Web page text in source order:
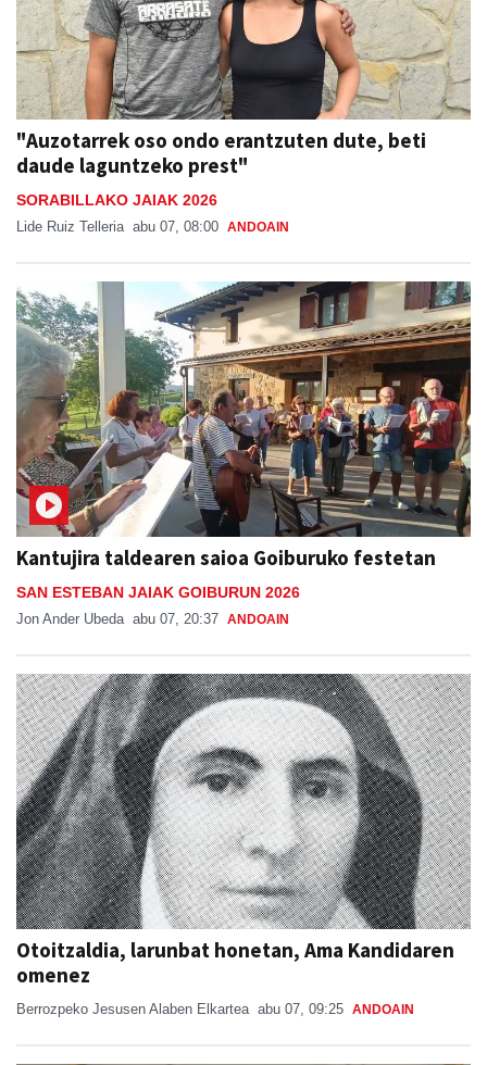
"Auzotarrek oso ondo erantzuten dute, beti
daude laguntzeko prest"
SORABILLAKO JAIAK 2026
Lide Ruiz Telleria abu 07, 08:00 ANDOAIN
Kantujira taldearen saioa Goiburuko festetan
SAN ESTEBAN JAIAK GOIBURUN 2026
Jon Ander Ubeda abu 07, 20:37 ANDOAIN
Otoitzaldia, larunbat honetan, Ama Kandidaren
omenez
Berrozpeko Jesusen Alaben Elkartea abu 07, 09:25 ANDOAIN